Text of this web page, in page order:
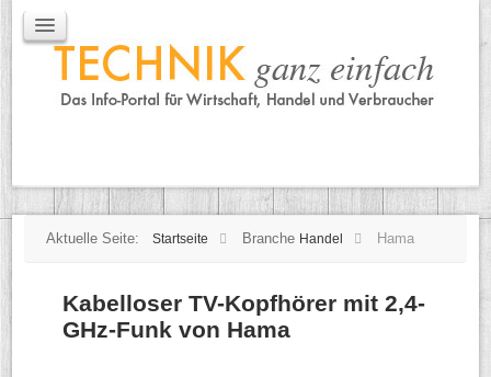
Mobile
IT
TK
Aktuelle Seite: Startseite Branche Handel Hama
Kabelloser TV-Kopfhörer mit 2,4-
GHz-Funk von Hama